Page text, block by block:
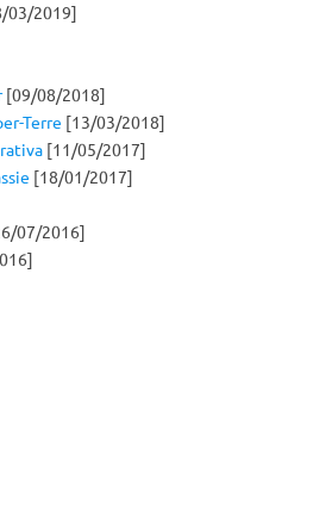
03/2019]
[09/08/2018]
Terre [13/03/2018]
[11/05/2017]
[18/01/2017]
07/2016]